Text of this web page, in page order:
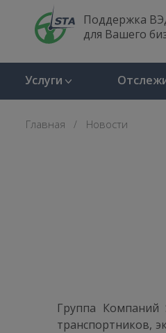
Поддержка
для Вашего
Услуги
Главная Новости
Группа
транспортников,